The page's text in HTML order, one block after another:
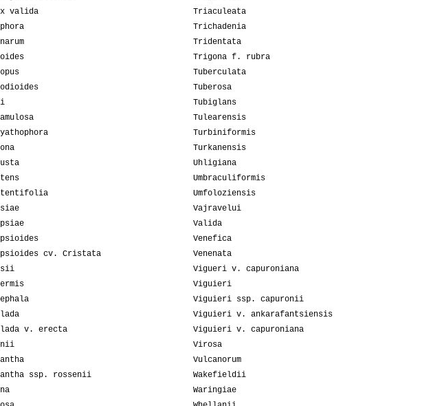
x valida
cv. Cristata
v. erecta
ssp. rossenii
Triaculeata
Trichadenia
Tridentata
Trigona f. rubra
Tuberculata
Tuberosa
Tubiglans
Tulearensis
Turbiniformis
Turkanensis
Uhligiana
Umbraculiformis
Umfoloziensis
Vajravelui
Valida
Venefica
Venenata
Vigueri v. capuroniana
Viguieri
Viguieri ssp. capuronii
Viguieri v. ankarafantsiensis
Viguieri v. capuroniana
Virosa
Vulcanorum
Wakefieldii
Waringiae